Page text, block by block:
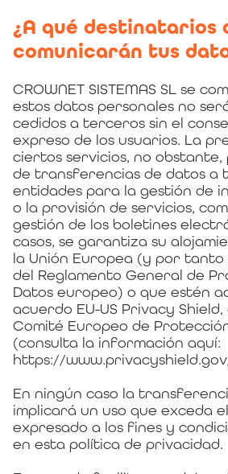
¿A qué destinatarios
comunicarán tus
CROWNET SISTEMAS SL se
estos datos personales no
cedidos a terceros sin el
expreso de los usuarios. La
ciertos servicios, no
de transferencias de datos a
entidades para la gestión de
o la provisión de servicios,
gestión de los boletines
casos, se garantiza su
la Unión Europea (y por tanto
del Reglamento General de
Datos europeo) o que estén
acuerdo EU-US Privacy
Comité Europeo de
(consulta la información aquí:
https://
En ningún caso la
implicará un uso que exceda
expresado a los fines y
en esta política de privacidad.